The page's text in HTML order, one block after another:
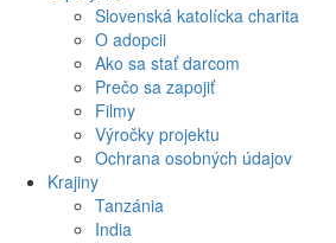
Slovenská katolícka charita
O adopcii
Ako sa stať darcom
Prečo sa zapojiť
Filmy
Výročky projektu
Ochrana osobných údajov
Krajiny
Tanzánia
India